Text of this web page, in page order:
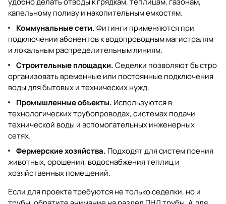
капельному поливу и накопительным емкостям.
Коммунальные сети.Фитинги применяются при
подключении абонентов к водопроводным магистралям
и локальным распределительным линиям.
Строительные площадки.Седелки позволяют быстро
организовать временные или постоянные подключения
воды для бытовых и технических нужд.
Промышленные объекты. Используются в
технологических трубопроводах, системах подачи
технической воды и вспомогательных инженерных
сетях.
Фермерские хозяйства. Подходят для систем поения
животных, орошения, водоснабжения теплиц и
хозяйственных помещений.
Если для проекта требуются не только седелки, но и